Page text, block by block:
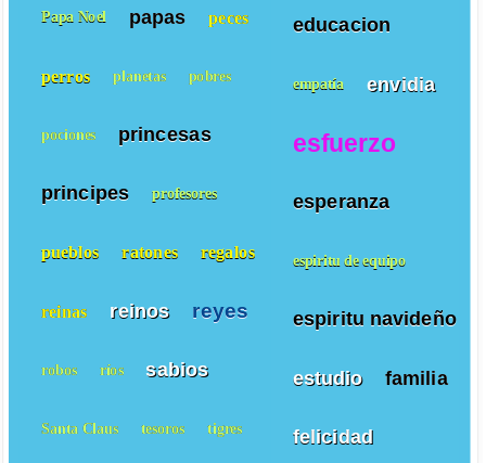
educacion
empatía envidia
esfuerzo
esperanza
espiritu de equipo
espiritu navideño
estudio familia
felicidad
Papa Noel papas peces
perros planetas pobres
pociones princesas
principes profesores
pueblos ratones regalos
reinas reinos reyes
robos ríos sabios
Santa Claus tesoros tigres